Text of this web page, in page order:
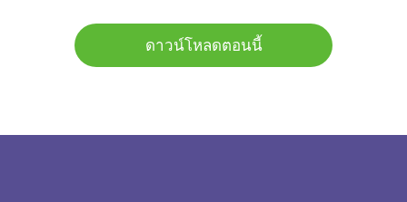
ดาวน์โหลดตอนนี้